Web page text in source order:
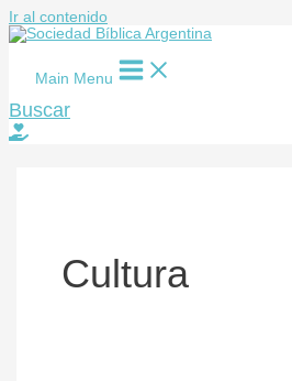
Ir al contenido
Main Menu
Buscar
Cultura